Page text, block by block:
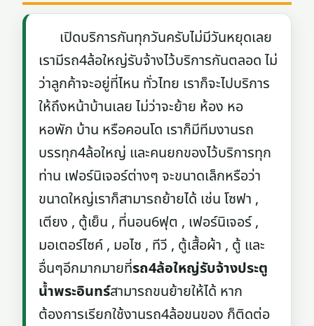
เปิดบริการกันทุกวันครับไม่มีวันหยุดเลย
เรามีรถ4ล้อใหญ่รับจ้างไว้บริการกันตลอด ไม่
ว่าลูกค้าจะอยู่ที่ไหน ทั่วไทย เราก็จะไปบริการ
ให้ถึงหน้าบ้านเลย ไม่ว่าจะย้าย ห้อง หอ
หอพัก บ้าน หรือคอนโด เราก็มีทีมงานรถ
บรรทุก4ล้อใหญ่ และคนยกของไว้บริการทุก
ท่าน เฟอร์นิเจอร์ต่างๆ จะขนาดเล็กหรือว่า
ขนาดใหญ่เราก็สามารถย้ายได้ เช่น โซฟา ,
เตียง , ตู้เย็น , ที่นอน6ฟุต , เฟอร์นิเจอร์ ,
มอเตอร์ไซค์ , มอไซ , ทีวี , ตู้เสื้อผ้า , ตู้ และ
อื่นๆอีกมากมายที่รถ4ล้อใหญ่รับจ้างประตู
น้ำพระอินทร์สามารถขนย้ายให้ได้ หาก
ต้องการเรียกใช้งานรถ4ล้อขนของ ก็ติดต่อ